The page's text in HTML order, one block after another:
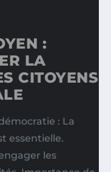
:
LA
CITOYENS
: La
essentielle.
les